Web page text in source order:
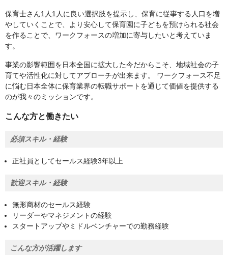
保育士さん1人1人に良い選択肢を提示し、保育に従事する人口を増
やしていくことで、より安心して保育園に子どもを預けられる社会
を作ることで、ワークフォースの増加に寄与したいと考えていま
す。
事業の影響範囲を日本全国に拡大した今だからこそ、地域社会の子
育てや活性化に対してアプローチが出来ます。 ワークフォース不足
に悩む日本全体に保育業界の転職サポートを通じて価値を提供する
のが我々のミッションです。
こんな方と働きたい
必須スキル・経験
正社員としてセールス経験3年以上
歓迎スキル・経験
無形商材のセールス経験
リーダーやマネジメントの経験
スタートアップやミドルベンチャーでの勤務経験
こんな方が活躍します